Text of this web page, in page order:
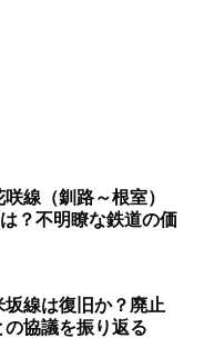
線（釧路～根室）
？不明瞭な鉄道の価
坂線は復旧か？廃止
協議を振り返る